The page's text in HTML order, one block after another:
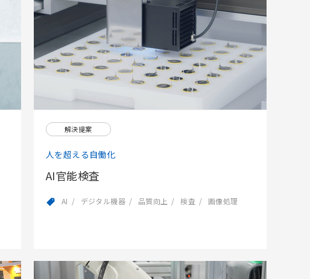
解決提案
人を超える自働化
AI官能検査
AI デジタル機器 品質向上 検査 画像処理